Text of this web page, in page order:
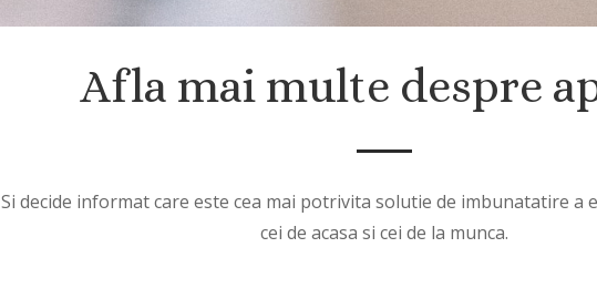
Afla mai multe despre
Si decide informat care este cea mai potrivita solutie de imbunatatire a
cei de acasa si cei de la munca.